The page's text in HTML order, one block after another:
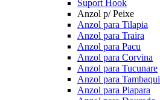
Suport Hook
Anzol p/ Peixe
Anzol para Tilapia
Anzol para Traira
Anzol para Pacu
Anzol para Corvina
Anzol para Tucunare
Anzol para Tambaqui
Anzol para Piapara